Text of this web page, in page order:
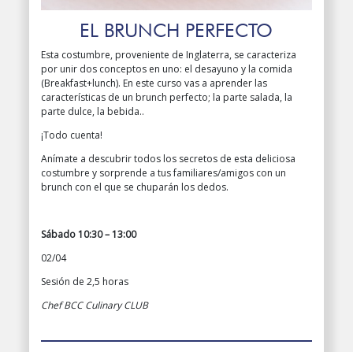
EL BRUNCH PERFECTO
Esta costumbre, proveniente de Inglaterra, se caracteriza
por unir dos conceptos en uno: el desayuno y la comida
(Breakfast+lunch). En este curso vas a aprender las
características de un brunch perfecto; la parte salada, la
parte dulce, la bebida..
¡Todo cuenta!
Anímate a descubrir todos los secretos de esta deliciosa
costumbre y sorprende a tus familiares/amigos con un
brunch con el que se chuparán los dedos.
Sábado 10:30 – 13:00
02/04
Sesión de 2,5 horas
Chef BCC Culinary CLUB